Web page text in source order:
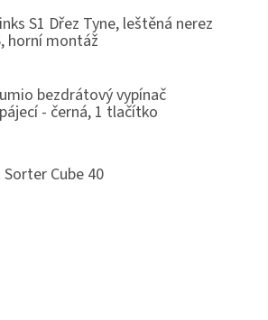
S1 Dřez Tyne, leštěná nerez
horní montáž
produktu je 5 z 5 hvězdiček.
bezdrátový vypínač
- černá, 1 tlačítko
produktu je 4 z 5 hvězdiček.
Sorter Cube 40
produktu je 3 z 5 hvězdiček.